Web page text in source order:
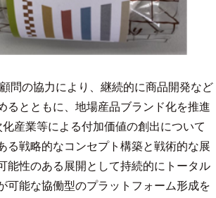
問の協力により、継続的に商品開発など
るとともに、地場産品ブランド化を推進
産業等による付加価値の創出について
る戦略的なコンセプト構築と戦術的な展
能性のある展開として持続的にトータル
可能な協働型のプラットフォーム形成を